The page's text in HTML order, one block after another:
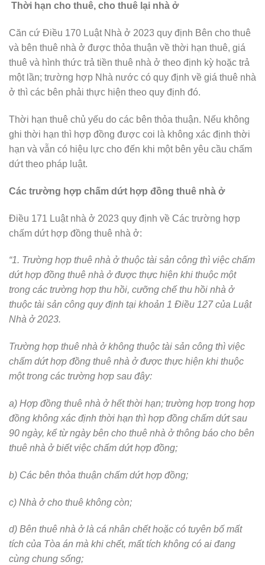
Thời hạn cho thuê, cho thuê lại nhà ở
Căn cứ Điều 170 Luật Nhà ở 2023 quy định Bên cho thuê
và bên thuê nhà ở được thỏa thuận về thời hạn thuê, giá
thuê và hình thức trả tiền thuê nhà ở theo định kỳ hoặc trả
một lần; trường hợp Nhà nước có quy định về giá thuê nhà
ở thì các bên phải thực hiện theo quy định đó.
Thời hạn thuê chủ yếu do các bên thỏa thuận. Nếu không
ghi thời hạn thì hợp đồng được coi là không xác định thời
hạn và vẫn có hiệu lực cho đến khi một bên yêu cầu chấm
dứt theo pháp luật.
Các trường hợp chấm dứt hợp đồng thuê nhà ở
Điều 171 Luật nhà ở 2023 quy định về Các trường hợp
chấm dứt hợp đồng thuê nhà ở:
“1. Trường hợp thuê nhà ở thuộc tài sản công thì việc chấm
dứt hợp đồng thuê nhà ở được thực hiện khi thuộc một
trong các trường hợp thu hồi, cưỡng chế thu hồi nhà ở
thuộc tài sản công quy định tại khoản 1 Điều 127 của Luật
Nhà ở 2023.
Trường hợp thuê nhà ở không thuộc tài sản công thì việc
chấm dứt hợp đồng thuê nhà ở được thực hiện khi thuộc
một trong các trường hợp sau đây:
a) Hợp đồng thuê nhà ở hết thời hạn; trường hợp trong hợp
đồng không xác định thời hạn thì hợp đồng chấm dứt sau
90 ngày, kể từ ngày bên cho thuê nhà ở thông báo cho bên
thuê nhà ở biết việc chấm dứt hợp đồng;
b) Các bên thỏa thuận chấm dứt hợp đồng;
c) Nhà ở cho thuê không còn;
d) Bên thuê nhà ở là cá nhân chết hoặc có tuyên bố mất
tích của Tòa án mà khi chết, mất tích không có ai đang
cùng chung sống;